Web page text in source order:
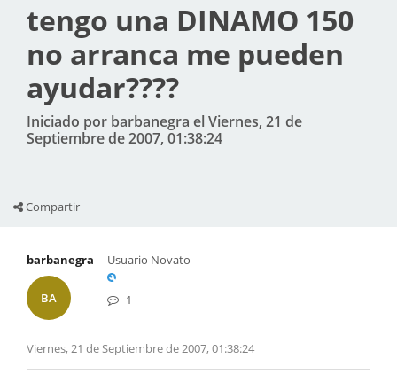
tengo una DINAMO 150
no arranca me pueden
ayudar????
Iniciado por barbanegra el Viernes, 21 de
Septiembre de 2007, 01:38:24
Compartir
barbanegra
BA
Usuario Novato
1
Viernes, 21 de Septiembre de 2007, 01:38:24